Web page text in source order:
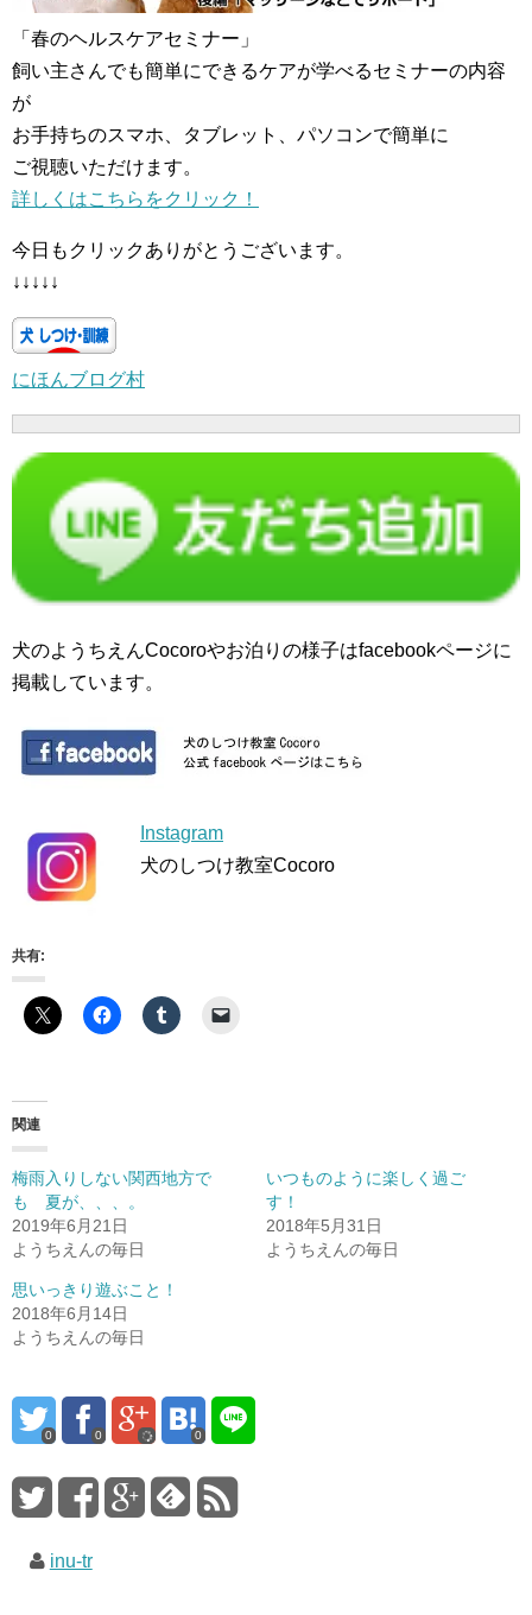
「春のヘルスケアセミナー」
飼い主さんでも簡単にできるケアが学べるセミナーの内容
が
お手持ちのスマホ、タブレット、パソコンで簡単に
ご視聴いただけます。
詳しくはこちらをクリック！
今日もクリックありがとうございます。
↓↓↓↓↓
にほんブログ村
犬のようちえんCocoroやお泊りの様子はfacebookページに
掲載しています。
Instagram
犬のしつけ教室Cocoro
共有:
関連
梅雨入りしない関西地方で
も 夏が、、、。
2019年6月21日
ようちえんの毎日
いつものように楽しく過ご
す！
2018年5月31日
ようちえんの毎日
思いっきり遊ぶこと！
2018年6月14日
ようちえんの毎日
0 0 0
inu-tr